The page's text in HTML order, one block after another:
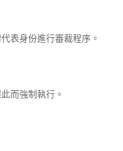
表身份進行審裁程序。
而強制執行。